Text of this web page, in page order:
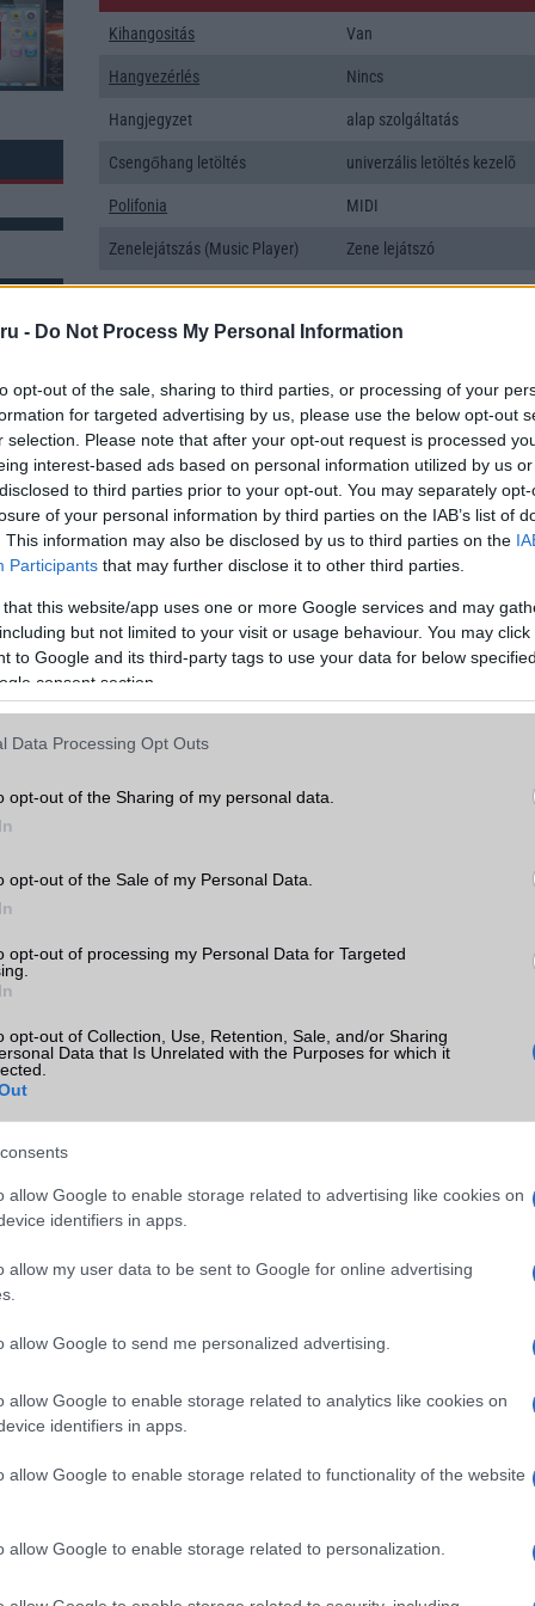
- Do Not Process My Personal Information
opt-out of the sale, sharing to third parties, or processing of your
for targeted advertising by us, please use the below opt-out
selection. Please note that after your opt-out request is processed
interest-based ads based on personal information utilized by us
to third parties prior to your opt-out. You may separately
of your personal information by third parties on the IAB’s list of
This information may also be disclosed by us to third parties on the
Participants that may further disclose it to other third parties.
that this website/app uses one or more Google services and may
but not limited to your visit or usage behaviour. You may
to Google and its third-party tags to use your data for below
consent section.
Data Processing Opt Outs
opt-out of the Sharing of my personal data.
opt-out of the Sale of my Personal Data.
opt-out of processing my Personal Data for Targeted
opt-out of Collection, Use, Retention, Sale, and/or Sharing
Data that Is Unrelated with the Purposes for which it
allow Google to enable storage related to advertising like cookies on
identifiers in apps.
allow my user data to be sent to Google for online advertising
allow Google to send me personalized advertising.
allow Google to enable storage related to analytics like cookies on
identifiers in apps.
allow Google to enable storage related to functionality of the website
allow Google to enable storage related to personalization.
7
Kihangositás Van
Hangvezérlés Nincs
Hangjegyzet alap szolgáltatás
Csengőhang letöltés univerzális letöltés kezelõ
Polifonia MIDI
Zenelejátszás (Music Player) Zene lejátszó
Rádió sztereó
Kamera 2x
kamera esetén)
Video lejátszás 1080p HD lejátszó
MEMÓRIA ÉS TÁRHELY
Telefonkönyv db dinamikus
Min. memória
Min. háttértár 64 GB
Memória bővíthetőség T-Flash/microSD
ADATCSERE
GPRS
EDGE
EMS/E-mail
B/T extra A2DP
Wi-Fi extra Nincs
Wi-Fi HotSpot
Blackberry Nincs
GPS aGPS (USA)
AKKUMULÁTOR